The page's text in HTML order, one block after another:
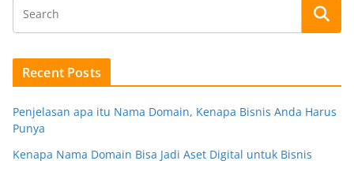
Recent Posts
Penjelasan apa itu Nama Domain, Kenapa Bisnis Anda Harus
Punya
Kenapa Nama Domain Bisa Jadi Aset Digital untuk Bisnis